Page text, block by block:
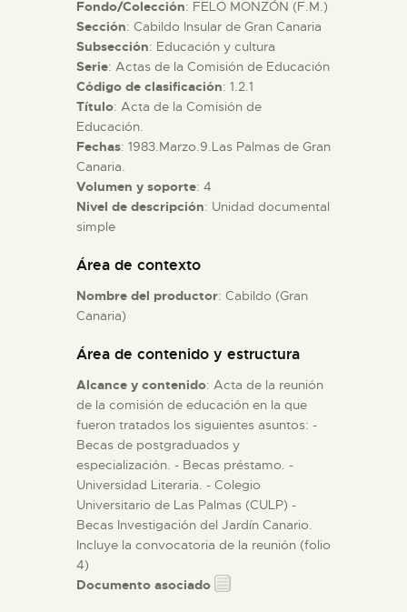
█
EL MUSEO
COLECCIONES
DIDÁCTICA
Fondo/Colección: FELO MONZÓN (F.M.)
Sección: Cabildo Insular de Gran Canaria
Subsección: Educación y cultura
Serie: Actas de la Comisión de Educación
Código de clasificación: 1.2.1
Título: Acta de la Comisión de
Educación.
Fechas: 1983.Marzo.9.Las Palmas de Gran
Canaria.
Volumen y soporte: 4
Nivel de descripción: Unidad documental
simple
Área de contexto
Nombre del productor: Cabildo (Gran
Canaria)
Área de contenido y estructura
Alcance y contenido: Acta de la reunión
de la comisión de educación en la que
fueron tratados los siguientes asuntos: -
Becas de postgraduados y
especialización. - Becas préstamo. -
Universidad Literaria. - Colegio
Universitario de Las Palmas (CULP) -
Becas Investigación del Jardín Canario.
Incluye la convocatoria de la reunión (folio
4)
Documento asociado